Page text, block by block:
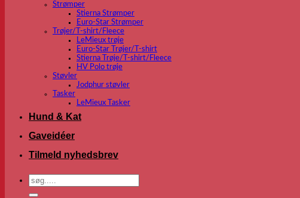
Strømper
Stierna Strømper
Euro-Star Strømper
Trøjer/T-shirt/Fleece
LeMieux trøje
Euro-Star Trøjer/T-shirt
Stierna Trøje/T-shirt/Fleece
HV Polo trøje
Støvler
Jodphur støvler
Tasker
LeMieux Tasker
Hund & Kat
Gaveidéer
Tilmeld nyhedsbrev
Søg